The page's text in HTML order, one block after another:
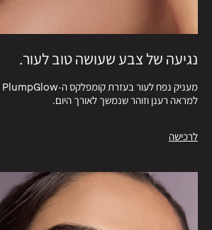
נגיעה של צבע שעושה טוב לעור.
למראה רענן וזוהר שנמשך לאורך היום.
לרכישה